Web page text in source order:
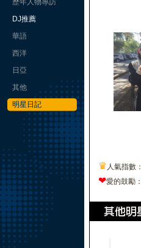
歷年人物專訪
DJ推薦
華語
西洋
日亞
其他
明星日記
♛ 人氣指數：
❤愛的鼓勵：